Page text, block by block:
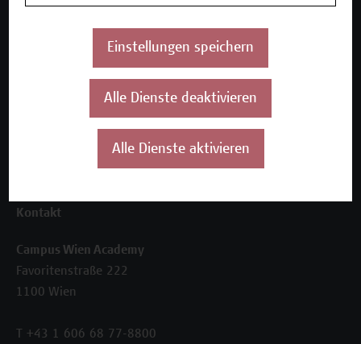
Die Campus Wien Academy
Kontakt
Campus Wien Academy
Favoritenstraße 222
1100 Wien
T +43 1 606 68 77-8800
Einstellungen speichern
Alle Dienste deaktivieren
Alle Dienste aktivieren